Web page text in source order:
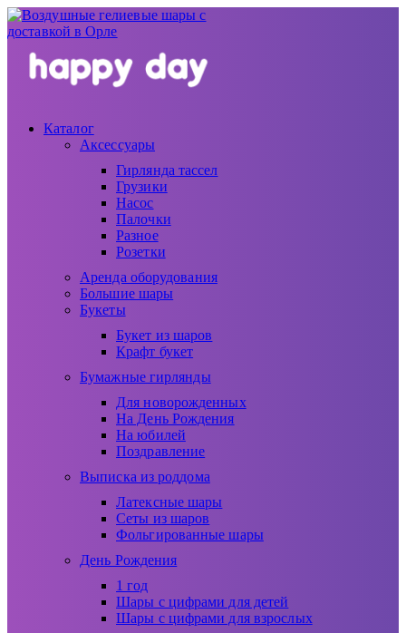
Каталог
Аксессуары
Гирлянда тассел
Грузики
Насос
Палочки
Разное
Розетки
Аренда оборудования
Большие шары
Букеты
Букет из шаров
Крафт букет
Бумажные гирлянды
Для новорожденных
На День Рождения
На юбилей
Поздравление
Выписка из роддома
Латексные шары
Сеты из шаров
Фольгированные шары
День Рождения
1 год
Шары с цифрами для детей
Шары с цифрами для взрослых